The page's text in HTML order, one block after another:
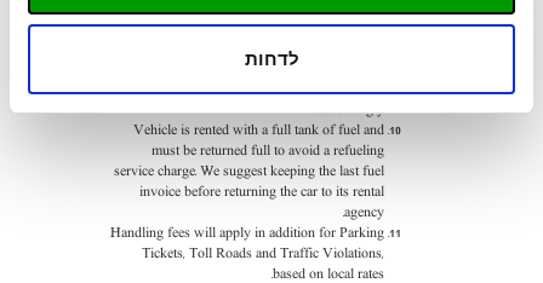
לדחות
condition to avoid cleaning charges
If the keys of the vehicle are not returned to the
rental company, the insurance is deemed void.
Loss or damage to keys will be charged
accordingly.
Vehicle is rented with a full tank of fuel and
must be returned full to avoid a refueling
service charge. We suggest keeping the last fuel
invoice before returning the car to its rental
agency.
Handling fees will apply in addition for Parking
Tickets, Toll Roads and Traffic Violations,
based on local rates.